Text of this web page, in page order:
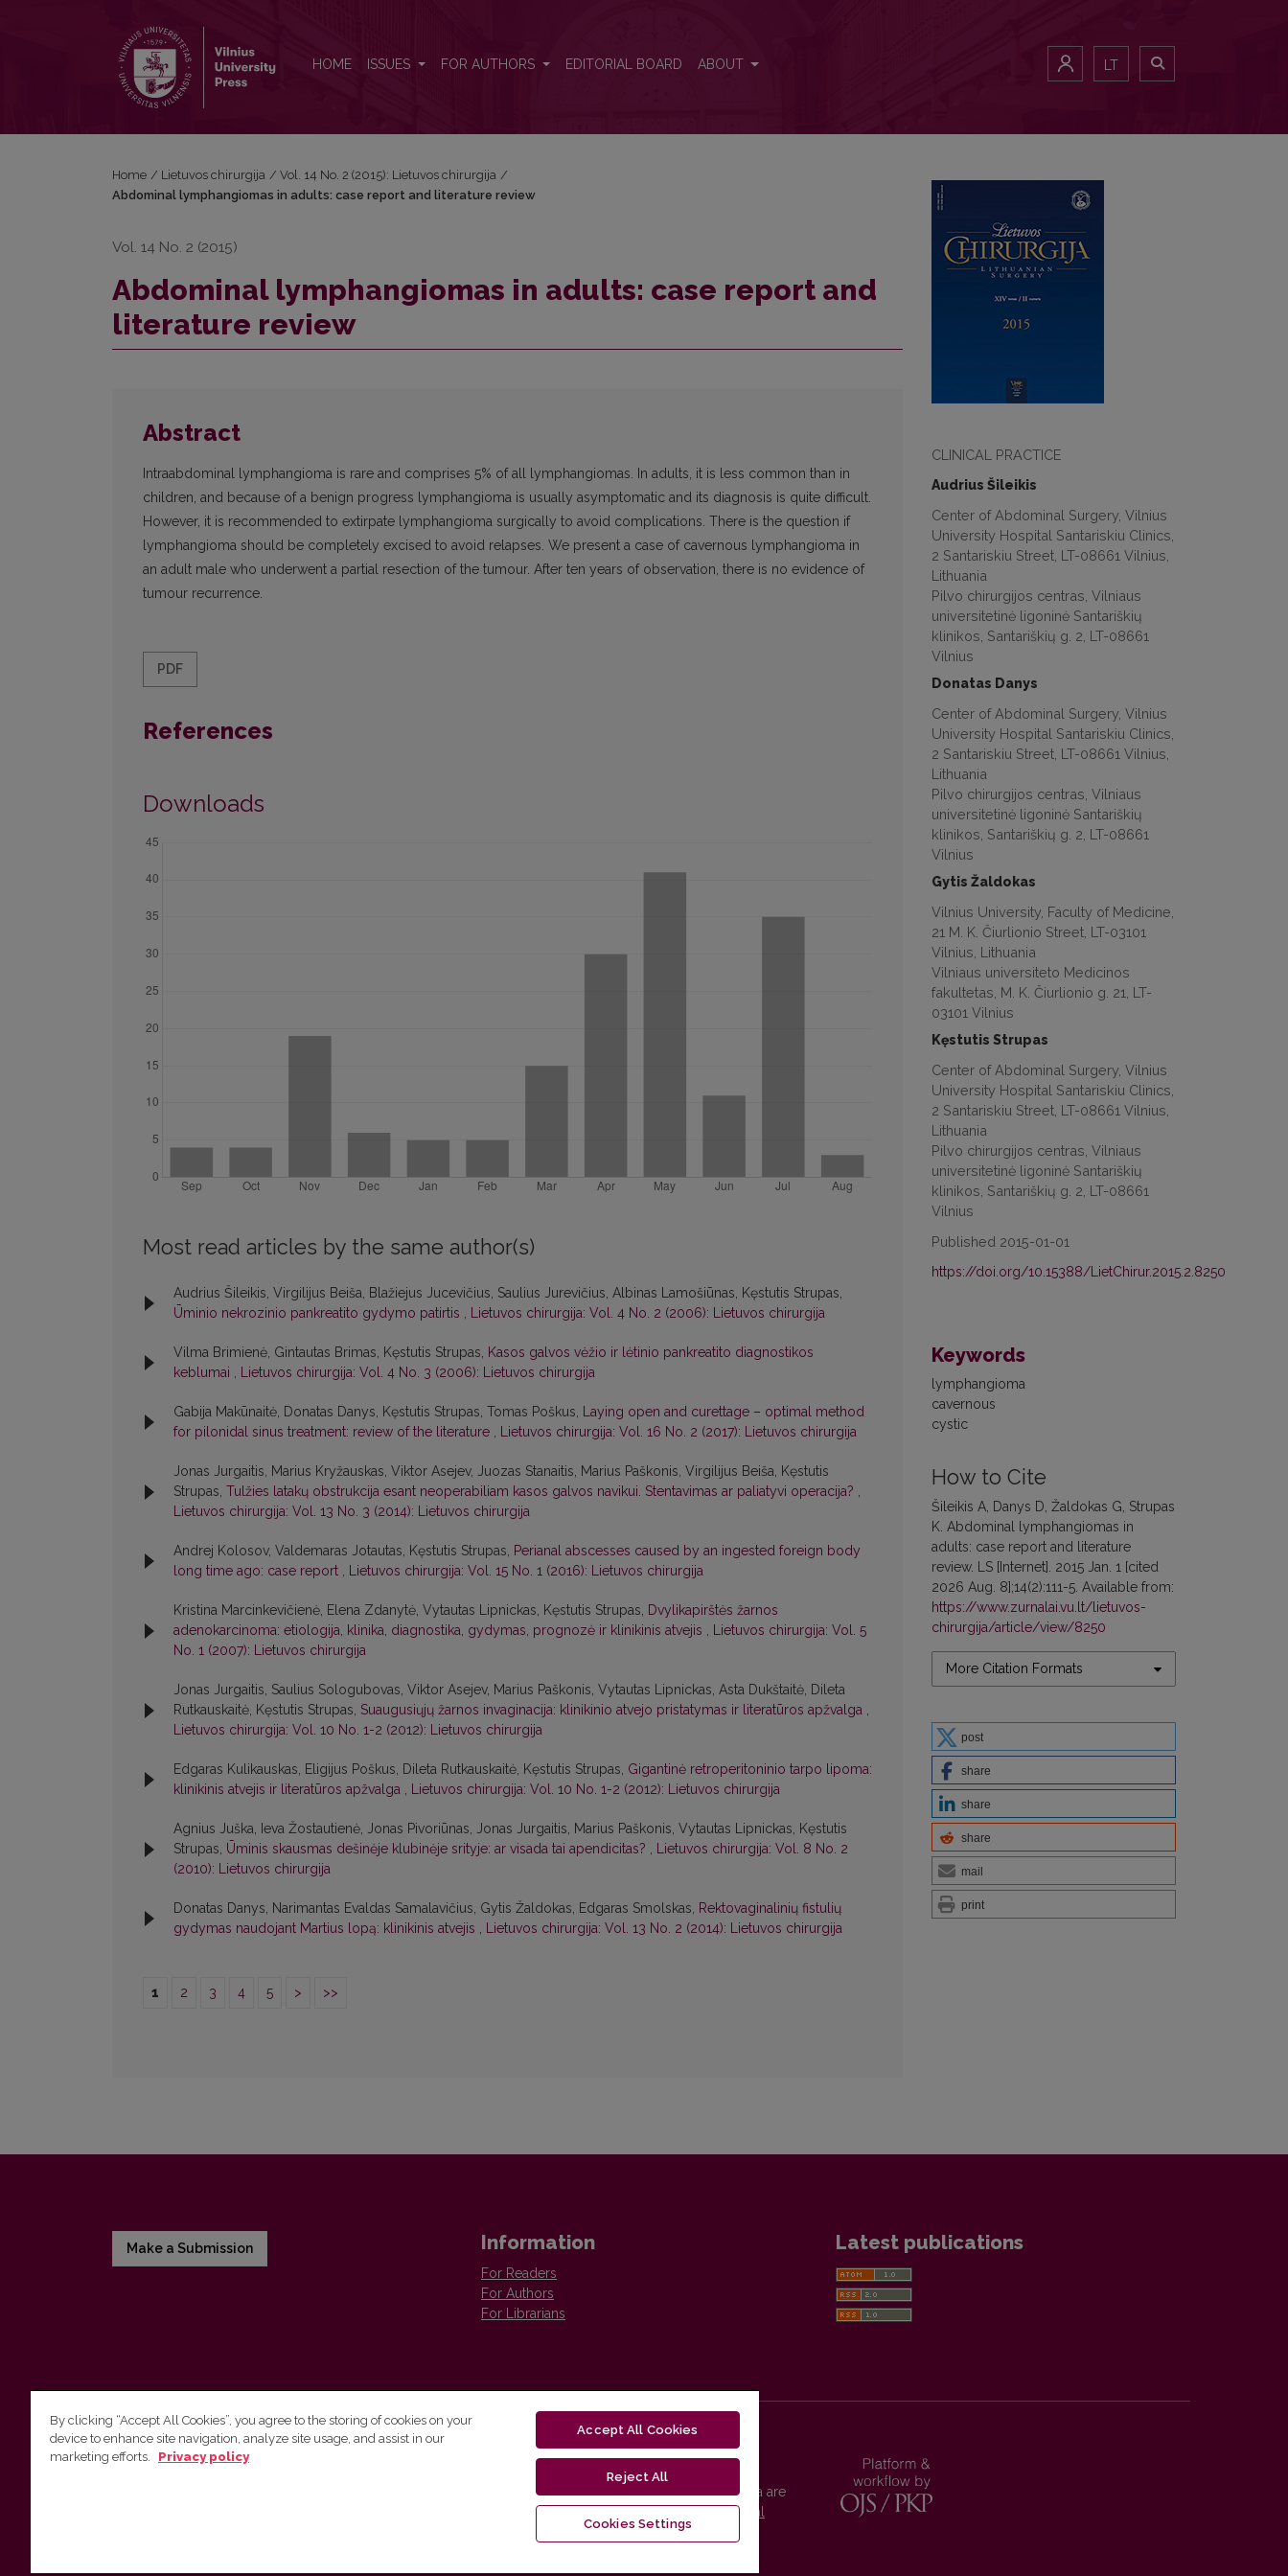
HOME ISSUES FOR AUTHORS EDITORIAL BOARD ABOUT LT
CLINICAL PRACTICE
Audrius Šileikis
Center of Abdominal Surgery, Vilnius
University Hospital Santariskiu Clinics,
2 Santariskiu Street, LT-08661 Vilnius,
Lithuania
Pilvo chirurgijos centras, Vilniaus
universitetinė ligoninė Santariškių
klinikos, Santariškių g. 2, LT-08661
Vilnius
Donatas Danys
Center of Abdominal Surgery, Vilnius
University Hospital Santariskiu Clinics,
2 Santariskiu Street, LT-08661 Vilnius,
Lithuania
Pilvo chirurgijos centras, Vilniaus
universitetinė ligoninė Santariškių
klinikos, Santariškių g. 2, LT-08661
Vilnius
Gytis Žaldokas
Vilnius University, Faculty of Medicine,
21 M. K. Čiurlionio Street, LT-03101
Vilnius, Lithuania
Vilniaus universiteto Medicinos
fakultetas, M. K. Čiurlionio g. 21, LT-
03101 Vilnius
Kęstutis Strupas
Center of Abdominal Surgery, Vilnius
University Hospital Santariskiu Clinics,
2 Santariskiu Street, LT-08661 Vilnius,
Lithuania
Pilvo chirurgijos centras, Vilniaus
universitetinė ligoninė Santariškių
klinikos, Santariškių g. 2, LT-08661
Vilnius
Published 2015-01-01
https://doi.org/10.15388/LietChirur.2015.2.8250
Keywords
lymphangioma
cavernous
cystic
How to Cite
Šileikis A, Danys D, Žaldokas G, Strupas
K. Abdominal lymphangiomas in
adults: case report and literature
review. LS [Internet]. 2015 Jan. 1 [cited
2026 Aug. 8];14(2):111-5. Available from:
https://www.zurnalai.vu.lt/lietuvos-
chirurgija/article/view/8250
More Citation Formats
post
share
share
share
mail
print
Home / Lietuvos chirurgija / Vol. 14 No. 2 (2015): Lietuvos chirurgija /
Abdominal lymphangiomas in adults: case report and literature review
Vol. 14 No. 2 (2015)
Abdominal lymphangiomas in adults: case report and
literature review
Abstract
Intraabdominal lymphangioma is rare and comprises 5% of all lymphangiomas. In adults, it is less common than in
children, and because of a benign progress lymphangioma is usually asymptomatic and its diagnosis is quite difficult.
However, it is recommended to extirpate lymphangioma surgically to avoid complications. There is the question if
lymphangioma should be completely excised to avoid relapses. We present a case of cavernous lymphangioma in
an adult male who underwent a partial resection of the tumour. After ten years of observation, there is no evidence of
tumour recurrence.
PDF
References
Downloads
Most read articles by the same author(s)
Audrius Šileikis, Virgilijus Beiša, Blažiejus Jucevičius, Saulius Jurevičius, Albinas Lamošiūnas, Kęstutis Strupas,
Ūminio nekrozinio pankreatito gydymo patirtis , Lietuvos chirurgija: Vol. 4 No. 2 (2006): Lietuvos chirurgija
Vilma Brimienė, Gintautas Brimas, Kęstutis Strupas, Kasos galvos vėžio ir lėtinio pankreatito diagnostikos
keblumai , Lietuvos chirurgija: Vol. 4 No. 3 (2006): Lietuvos chirurgija
Gabija Makūnaitė, Donatas Danys, Kęstutis Strupas, Tomas Poškus, Laying open and curettage – optimal method
for pilonidal sinus treatment: review of the literature , Lietuvos chirurgija: Vol. 16 No. 2 (2017): Lietuvos chirurgija
Jonas Jurgaitis, Marius Kryžauskas, Viktor Asejev, Juozas Stanaitis, Marius Paškonis, Virgilijus Beiša, Kęstutis
Strupas, Tulžies latakų obstrukcija esant neoperabiliam kasos galvos navikui. Stentavimas ar paliatyvi operacija? ,
Lietuvos chirurgija: Vol. 13 No. 3 (2014): Lietuvos chirurgija
Andrej Kolosov, Valdemaras Jotautas, Kęstutis Strupas, Perianal abscesses caused by an ingested foreign body
long time ago: case report , Lietuvos chirurgija: Vol. 15 No. 1 (2016): Lietuvos chirurgija
Kristina Marcinkevičienė, Elena Zdanytė, Vytautas Lipnickas, Kęstutis Strupas, Dvylikapirštės žarnos
adenokarcinoma: etiologija, klinika, diagnostika, gydymas, prognozė ir klinikinis atvejis , Lietuvos chirurgija: Vol. 5
No. 1 (2007): Lietuvos chirurgija
Jonas Jurgaitis, Saulius Sologubovas, Viktor Asejev, Marius Paškonis, Vytautas Lipnickas, Asta Dukštaitė, Dileta
Rutkauskaitė, Kęstutis Strupas, Suaugusiųjų žarnos invaginacija: klinikinio atvejo pristatymas ir literatūros apžvalga ,
Lietuvos chirurgija: Vol. 10 No. 1-2 (2012): Lietuvos chirurgija
Edgaras Kulikauskas, Eligijus Poškus, Dileta Rutkauskaitė, Kęstutis Strupas, Gigantinė retroperitoninio tarpo lipoma:
klinikinis atvejis ir literatūros apžvalga , Lietuvos chirurgija: Vol. 10 No. 1-2 (2012): Lietuvos chirurgija
Agnius Juška, Ieva Žostautienė, Jonas Pivoriūnas, Jonas Jurgaitis, Marius Paškonis, Vytautas Lipnickas, Kęstutis
Strupas, Ūminis skausmas dešinėje klubinėje srityje: ar visada tai apendicitas? , Lietuvos chirurgija: Vol. 8 No. 2
(2010): Lietuvos chirurgija
Donatas Danys, Narimantas Evaldas Samalavičius, Gytis Žaldokas, Edgaras Smolskas, Rektovaginalinių fistulių
gydymas naudojant Martius lopą: klinikinis atvejis , Lietuvos chirurgija: Vol. 13 No. 2 (2014): Lietuvos chirurgija
1 2 3 4 5 > >>
Make a Submission Information
For Readers
For Authors
For Librarians
Latest publications
Vilnius University Press
Vilnius University Press platform and metadata are
distributed by
Creative Commons International
By clicking “Accept All Cookies”, you agree to the storing of cookies on your
device to enhance site navigation, analyze site usage, and assist in our
marketing efforts.
Privacy policy
Accept All Cookies
Reject All
Cookies Settings